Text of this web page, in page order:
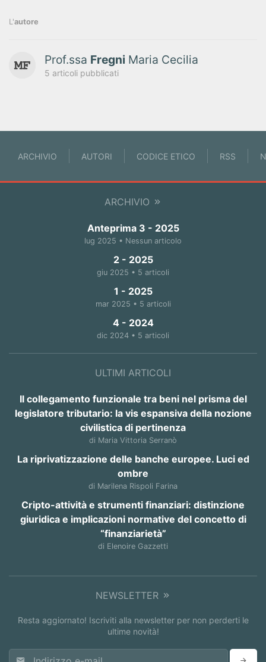
L'autore
Prof.ssa Fregni Maria Cecilia
5 articoli pubblicati
ARCHIVIO AUTORI CODICE ETICO RSS
ARCHIVIO
Anteprima 3 - 2025
lug 2025 • Nessun articolo
2 - 2025
giu 2025 • 5 articoli
1 - 2025
mar 2025 • 5 articoli
4 - 2024
dic 2024 • 5 articoli
ULTIMI ARTICOLI
Il collegamento funzionale tra beni nel prisma del
legislatore tributario: la vis espansiva della nozione
civilistica di pertinenza
di Maria Vittoria Serranò
La riprivatizzazione delle banche europee. Luci ed
ombre
di Marilena Rispoli Farina
Cripto-attività e strumenti finanziari: distinzione
giuridica e implicazioni normative del concetto di
“finanziarietà”
di Elenoire Gazzetti
NEWSLETTER
Resta aggiornato! Iscriviti alla newsletter per non perderti le
ultime novità!